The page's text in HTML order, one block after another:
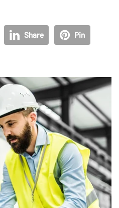
Share Pin